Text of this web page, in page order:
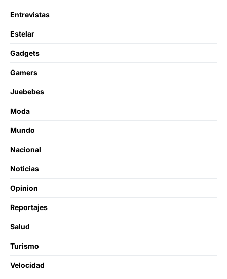
Entrevistas
Estelar
Gadgets
Gamers
Juebebes
Moda
Mundo
Nacional
Noticias
Opinion
Reportajes
Salud
Turismo
Velocidad